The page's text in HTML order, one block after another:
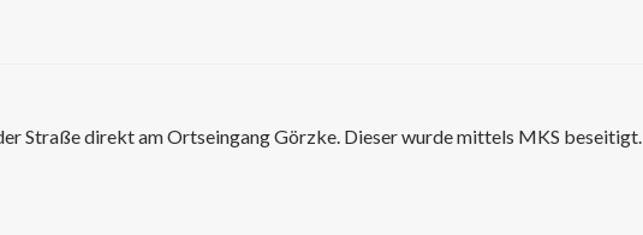
Straße direkt am Ortseingang Görzke. Dieser wurde mittels MKS beseitigt.